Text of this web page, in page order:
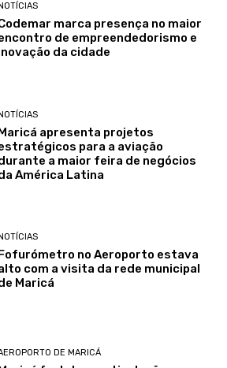
NOTÍCIAS
marca presença no maior
de empreendedorismo e
da cidade
apresenta projetos
para a aviação
a maior feira de negócios
América Latina
NOTÍCIAS
no Aeroporto estava
com a visita da rede municipal
Maricá
DE MARICÁ